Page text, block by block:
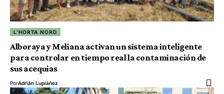
L'HORTA NORD
Alboraya y Meliana activan un sistema inteligente
para controlar en tiempo real la contaminación de
sus acequias
PorAdrián Lupiáñez